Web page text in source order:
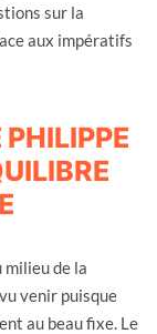
sur la
aux impératifs
milieu de la
venir puisque
au beau fixe. Le